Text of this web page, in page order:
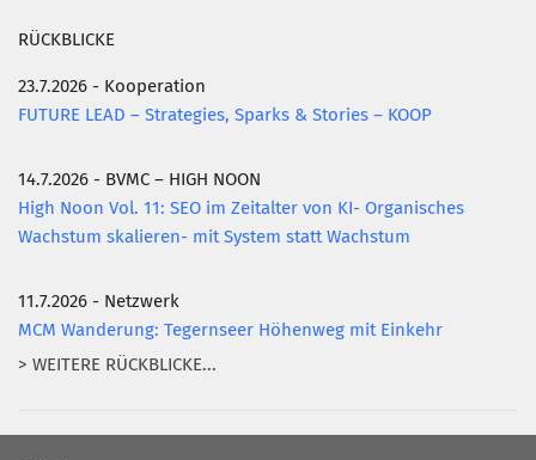
RÜCKBLICKE
23.7.2026 - Kooperation
FUTURE LEAD – Strategies, Sparks & Stories – KOOP
14.7.2026 - BVMC – HIGH NOON
High Noon Vol. 11: SEO im Zeitalter von KI- Organisches
Wachstum skalieren- mit System statt Wachstum
11.7.2026 - Netzwerk
MCM Wanderung: Tegernseer Höhenweg mit Einkehr
> WEITERE RÜCKBLICKE...